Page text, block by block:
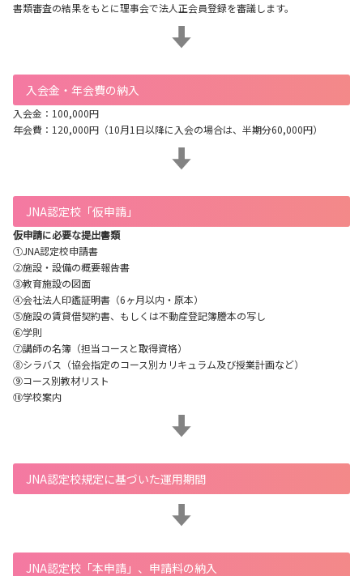
書類審査の結果をもとに理事会で法人正会員登録を審議します。
入会金・年会費の納入
入会金：100,000円
年会費：120,000円（10月1日以降に入会の場合は、半期分60,000円）
JNA認定校「仮申請」
仮申請に必要な提出書類
①JNA認定校申請書
②施設・設備の概要報告書
③教育施設の図面
④会社法人印鑑証明書（6ヶ月以内・原本）
⑤施設の賃貸借契約書、もしくは不動産登記簿謄本の写し
⑥学則
⑦講師の名簿（担当コースと取得資格）
⑧シラバス（協会指定のコース別カリキュラム及び授業計画など）
⑨コース別教材リスト
⑩学校案内
JNA認定校規定に基づいた運用期間
JNA認定校「本申請」、申請料の納入